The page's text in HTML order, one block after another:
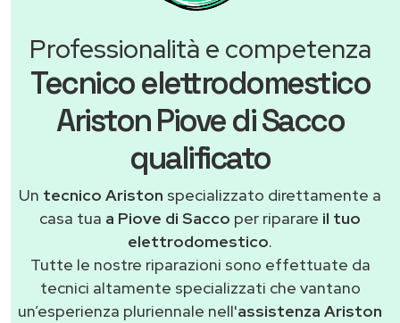
Professionalità e competenza
Tecnico elettrodomestico
Ariston Piove di Sacco
qualificato
Un tecnico Ariston specializzato direttamente a
casa tua a Piove di Sacco per riparare il tuo
elettrodomestico.
Tutte le nostre riparazioni sono effettuate da
tecnici altamente specializzati che vantano
un’esperienza pluriennale nell'assistenza Ariston